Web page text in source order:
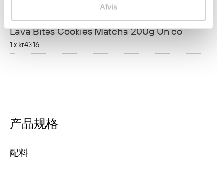
Afvis
Lava Bites Cookies Matcha 200g Unico
1 x kr43.16
产品规格
配料